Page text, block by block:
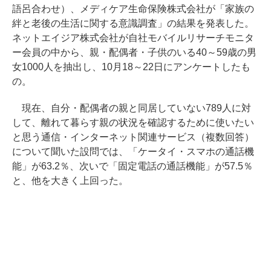
語呂合わせ）、メディケア生命保険株式会社が「家族の
絆と老後の生活に関する意識調査」の結果を発表した。
ネットエイジア株式会社が自社モバイルリサーチモニタ
ー会員の中から、親・配偶者・子供のいる40～59歳の男
女1000人を抽出し、10月18～22日にアンケートしたも
の。
現在、自分・配偶者の親と同居していない789人に対
して、離れて暮らす親の状況を確認するために使いたい
と思う通信・インターネット関連サービス（複数回答）
について聞いた設問では、「ケータイ・スマホの通話機
能」が63.2％、次いで「固定電話の通話機能」が57.5％
と、他を大きく上回った。